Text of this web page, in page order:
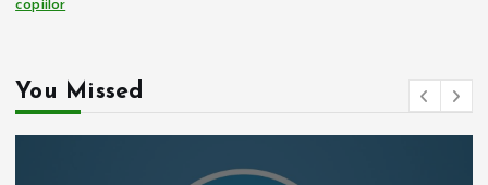
copiilor
You Missed